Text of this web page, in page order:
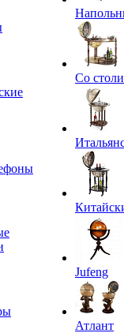
Со
Jufeng
Атлант